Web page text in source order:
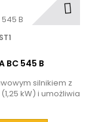
BC 545 B
silnikiem z
kW) i umożliwia